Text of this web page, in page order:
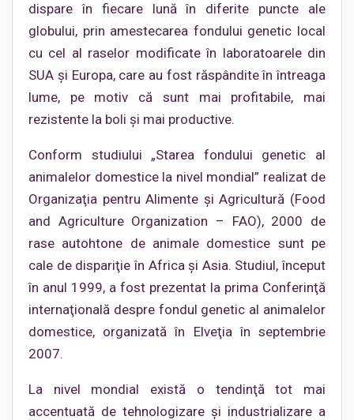
dispare în fiecare lună în diferite puncte ale
globului, prin amestecarea fondului genetic local
cu cel al raselor modificate în laboratoarele din
SUA şi Europa, care au fost răspândite în întreaga
lume, pe motiv că sunt mai profitabile, mai
rezistente la boli şi mai productive.
Conform studiului „Starea fondului genetic al
animalelor domestice la nivel mondial” realizat de
Organizaţia pentru Alimente şi Agricultură (Food
and Agriculture Organization – FAO), 2000 de
rase autohtone de animale domestice sunt pe
cale de dispariţie în Africa şi Asia. Studiul, început
în anul 1999, a fost prezentat la prima Conferinţă
internaţională despre fondul genetic al animalelor
domestice, organizată în Elveţia în septembrie
2007.
La nivel mondial există o tendinţă tot mai
accentuată de tehnologizare şi industrializare a